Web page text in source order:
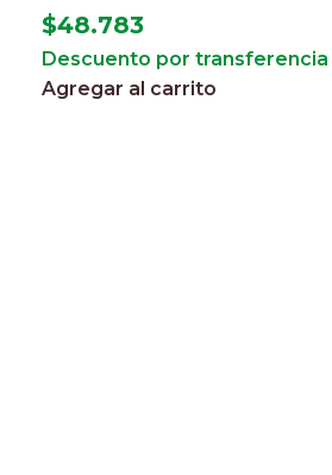
$48.783
Descuento por transferencia
Agregar al carrito